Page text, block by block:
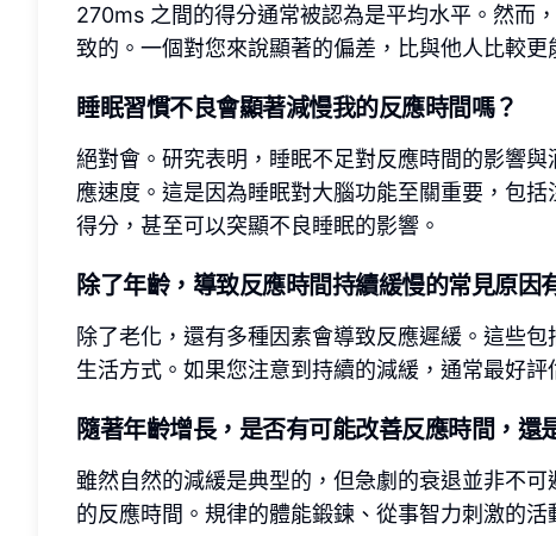
270ms 之間的得分通常被認為是平均水平。然而
致的。一個對您來說顯著的偏差，比與他人比較更
睡眠習慣不良會顯著減慢我的反應時間嗎？
絕對會。研究表明，睡眠不足對反應時間的影響
應速度。這是因為睡眠對大腦功能至關重要，包
得分，甚至可以突顯不良睡眠的影響。
除了年齡，導致反應時間持續緩慢的常見原因
除了老化，還有多種因素會導致反應遲緩。這些
生活方式。如果您注意到持續的減緩，通常最好
隨著年齡增長，是否有可能改善反應時間，還
雖然自然的減緩是典型的，但急劇的衰退並非不
的反應時間。規律的體能鍛鍊、從事智力刺激的